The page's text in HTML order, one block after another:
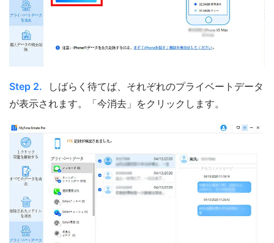
Step 2.
しばらく待てば、それぞれのプライベートデータ
が表示されます。「今消去」をクリックします。